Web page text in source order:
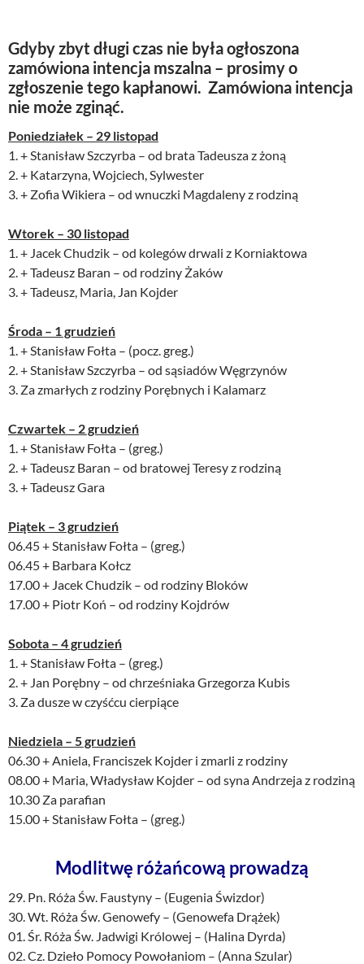
Gdyby zbyt długi czas nie była ogłoszona
zamówiona intencja mszalna – prosimy o
zgłoszenie tego kapłanowi. Zamówiona intencja
nie może zginąć.
Poniedziałek – 29 listopad
1. + Stanisław Szczyrba – od brata Tadeusza z żoną
2. + Katarzyna, Wojciech, Sylwester
3. + Zofia Wikiera – od wnuczki Magdaleny z rodziną
Wtorek – 30 listopad
1. + Jacek Chudzik – od kolegów drwali z Korniaktowa
2. + Tadeusz Baran – od rodziny Żaków
3. + Tadeusz, Maria, Jan Kojder
Środa – 1 grudzień
1. + Stanisław Fołta – (pocz. greg.)
2. + Stanisław Szczyrba – od sąsiadów Węgrzynów
3. Za zmarłych z rodziny Porębnych i Kalamarz
Czwartek – 2 grudzień
1. + Stanisław Fołta – (greg.)
2. + Tadeusz Baran – od bratowej Teresy z rodziną
3. + Tadeusz Gara
Piątek – 3 grudzień
06.45 + Stanisław Fołta – (greg.)
06.45 + Barbara Kołcz
17.00 + Jacek Chudzik – od rodziny Bloków
17.00 + Piotr Koń – od rodziny Kojdrów
Sobota – 4 grudzień
1. + Stanisław Fołta – (greg.)
2. + Jan Porębny – od chrześniaka Grzegorza Kubis
3. Za dusze w czyśćcu cierpiące
Niedziela – 5 grudzień
06.30 + Aniela, Franciszek Kojder i zmarli z rodziny
08.00 + Maria, Władysław Kojder – od syna Andrzeja z rodziną
10.30 Za parafian
15.00 + Stanisław Fołta – (greg.)
Modlitwę różańcową prowadzą
29. Pn. Róża Św. Faustyny – (Eugenia Świzdor)
30. Wt. Róża Św. Genowefy – (Genowefa Drążek)
01. Śr. Róża Św. Jadwigi Królowej – (Halina Dyrda)
02. Cz. Dzieło Pomocy Powołaniom – (Anna Szular)